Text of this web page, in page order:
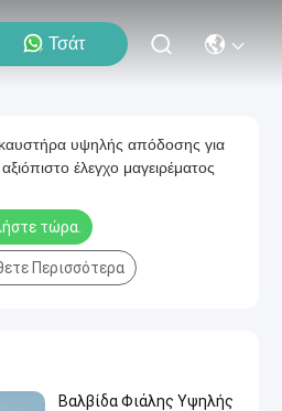
Τσάτ
υψηλής απόδοσης για
αξιόπιστο έλεγχο μαγειρέματος
τώρα.
Περισσότερα
Βαλβίδα Φιάλης Υψηλής